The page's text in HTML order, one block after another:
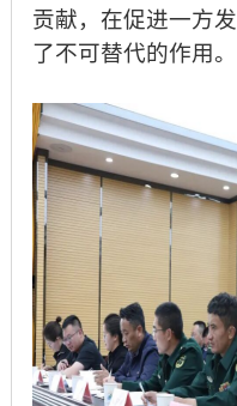
贡献，在促进一方
了不可替代的作用。